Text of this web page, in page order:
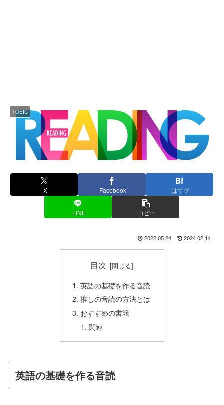
TOEIC
X Facebook はてブ
LINE コピー
2022.05.24 2024.02.14
目次
英語の基礎を作る音読
推しの音読の方法とは
おすすめの書籍
関連
英語の基礎を作る音読